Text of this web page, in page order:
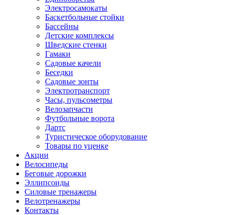
Электросамокаты
Баскетбольные стойки
Бассейны
Детские комплексы
Шведские стенки
Гамаки
Садовые качели
Беседки
Садовые зонты
Электротранспорт
Часы, пульсометры
Велозапчасти
Футбольные ворота
Дартс
Туристическое оборудование
Товары по уценке
Акции
Велосипеды
Беговые дорожки
Эллипсоиды
Силовые тренажеры
Велотренажеры
Контакты